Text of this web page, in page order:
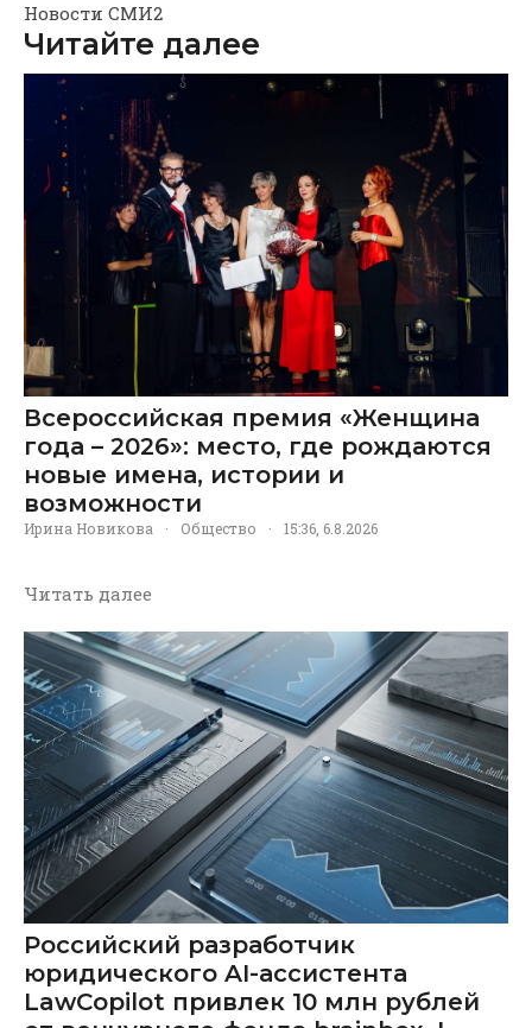
Новости СМИ2
Читайте далее
Всероссийская премия «Женщина
года – 2026»: место, где рождаются
новые имена, истории и
возможности
Ирина Новикова · Общество · 15:36, 6.8.2026
Читать далее
Российский разработчик
юридического AI-ассистента
LawCopilot привлек 10 млн рублей